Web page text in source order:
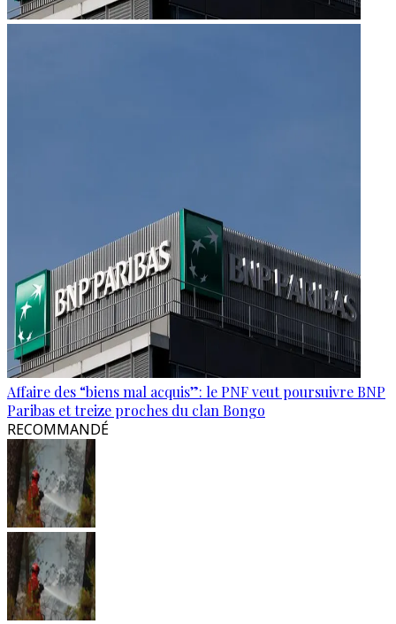
Affaire des “biens mal acquis”: le PNF veut poursuivre BNP
Paribas et treize proches du clan Bongo
RECOMMANDÉ